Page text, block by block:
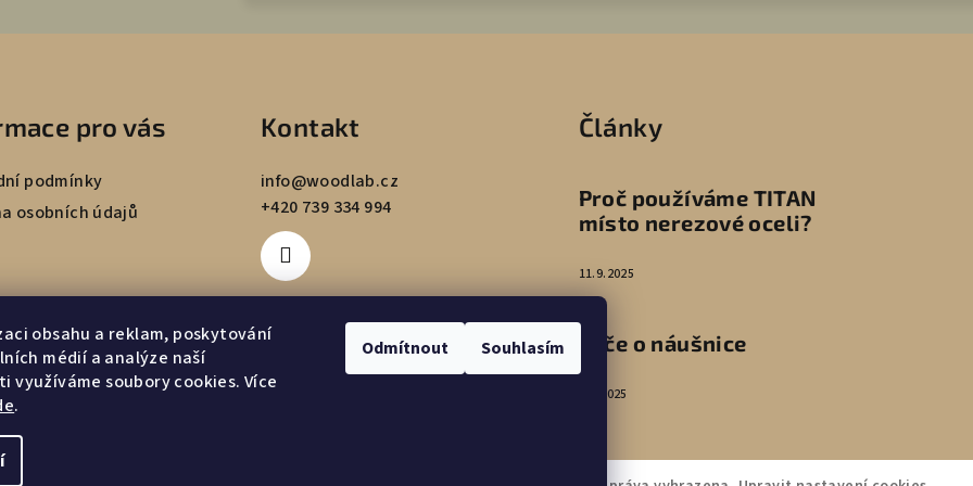
obsahu a reklam, poskytování
médií a analýze naší
využíváme soubory cookies. Více
.
Odmítnout Souhlasím
pro vás
podmínky
osobních údajů
Kontakt
info@woodlab.cz
+420 739 334 994
Články
Proč používáme TITAN
místo nerezové oceli?
11.9.2025
Péče o náušnice
4.8.2025